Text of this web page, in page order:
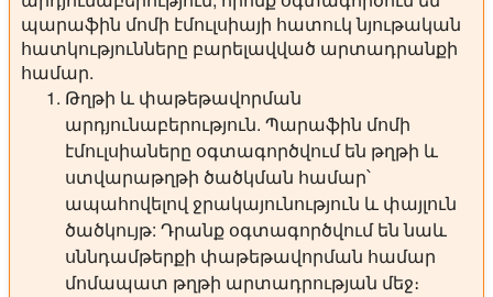
պարաֆին մոմի էմուլսիայի հատուկ նյութական
հատկությունները բարելավված արտադրանքի
համար.
Թղթի և փաթեթավորման
արդյունաբերություն. Պարաֆին մոմի
էմուլսիաները օգտագործվում են թղթի և
ստվարաթղթի ծածկման համար՝
ապահովելով ջրակայունություն և փայլուն
ծածկույթ: Դրանք օգտագործվում են նաև
սննդամթերքի փաթեթավորման համար
մոմապատ թղթի արտադրության մեջ։